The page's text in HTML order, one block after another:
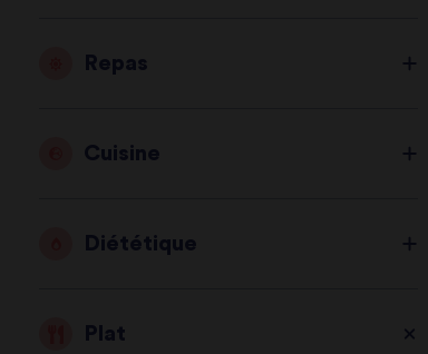
Repas
Cuisine
Diététique
Plat